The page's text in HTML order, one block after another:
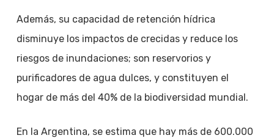
Además, su capacidad de retención hídrica
disminuye los impactos de crecidas y reduce los
riesgos de inundaciones; son reservorios y
purificadores de agua dulces, y constituyen el
hogar de más del 40% de la biodiversidad mundial.
En la Argentina, se estima que hay más de 600.000